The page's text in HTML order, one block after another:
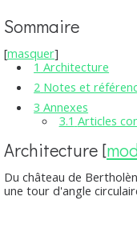
Sommaire
[masquer]
1 Architecture
2 Notes et
3 Annexes
3.1 Articles
Architecture [
Du château de
une tour d'angle